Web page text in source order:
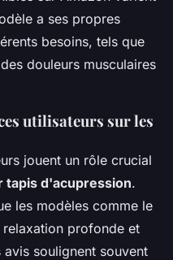
a ses propres
besoins, tels que
douleurs musculaires
utilisateurs sur les
jouent un rôle crucial
tapis d'acupression.
les modèles comme le
profonde et
soulignent souvent